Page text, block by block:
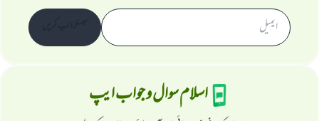
اسلام سوال و جواب ایپ